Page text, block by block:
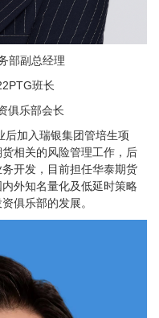
部副总经理
班长
俱乐部会长
后加入瑞银集团管培生项
相关的风险管理工作，后
开发，目前担任华泰期货
外知名量化及低延时策略
俱乐部的发展。